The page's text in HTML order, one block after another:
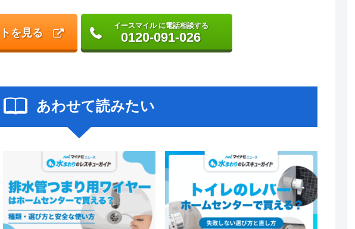
を見る
イースマイル に電話相談する
0120-091-026
あわせて読みたい